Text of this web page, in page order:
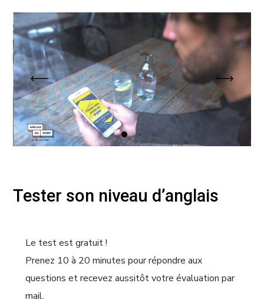
Tester son niveau d’anglais
Le test est gratuit !
Prenez 10 à 20 minutes pour répondre aux
questions et recevez aussitôt votre évaluation par
mail.